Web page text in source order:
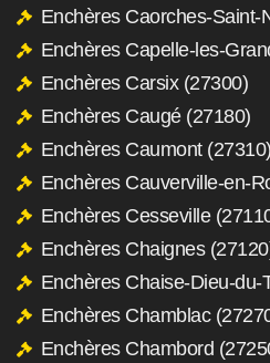
Enchères Caorches-Saint-
Enchères Capelle-les-
Enchères Carsix (27300)
Enchères Caugé (27180)
Enchères Caumont (27310)
Enchères Cauverville-en-
Enchères Cesseville
Enchères Chaignes
Enchères Chaise-Dieu-du-
Enchères Chamblac
Enchères Chambord